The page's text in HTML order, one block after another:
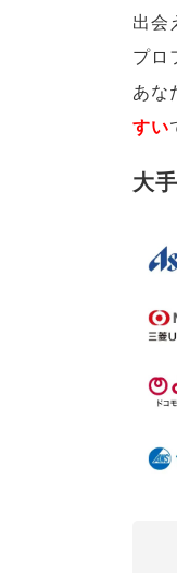
出会
プロ
あな
すい
大